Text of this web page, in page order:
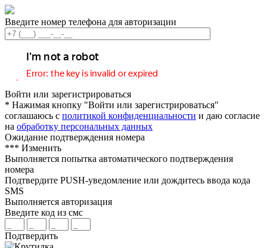
Введите номер телефона для авторизации
Войти или зарегистрироваться
* Нажимая кнопку "Войти или зарегистрироваться"
соглашаюсь с политикой конфиденциальности и даю согласие
на обработку персональных данных
Ожидание подтверждения номера
*** Изменить
Выполняется попытка автоматического подтверждения
номера
Подтвердите PUSH-уведомление или дождитесь ввода кода
SMS
Выполняется авторизация
Введите код из смс
Подтвердить